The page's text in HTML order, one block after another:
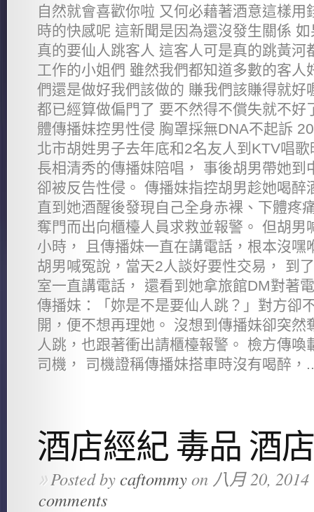
自然就會喜歡你啦 又何必藉著酒意這樣用
時的快感呢 這新聞是因為還沒發生關係
真的要仙人跳客人 這客人可是真的跳黃河
工作的小姐們 雖然我們都知道多數的客人
們還是做好我們該做的 賺我們該賺得就好
都已經算做偏門了 要不然得不償失就不好
體傳播妹控男性侵 胸罩採無DNA不起訴
北市胡姓男子去年底和2名友人到KTV唱
長相清秀的傳播妹陪唱， 事後胡男帶她到
卻被反告性侵。 傳播妹指控胡男趁她喝醉
直到她酒醒後發現自己全身赤裸、下體疼
奪門而出向櫃檯人員求救並報警。 但胡男
小時， 且傳播妹一直在講電話，根本沒嘿
胡男喊冤說，當天2人談好要性交易， 到
室一直講電話， 還看到她拿旅館DM對著
傳播妹：「妳是不是要仙人跳？」對方卻
開，便不想再理她。 沒想到傳播妹卻突然
人跳，也跟著衝出請櫃檯報警。 檢方傳喚
司機， 司機證稱傳播妹搭車時沒有喝醉，
酒店經紀 毒品 酒
»Posted bycaftommyon 八月 20,
comments